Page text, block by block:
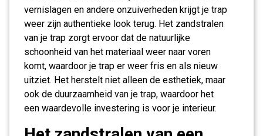
vernislagen en andere onzuiverheden krijgt je trap
weer zijn authentieke look terug. Het zandstralen
van je trap zorgt ervoor dat de natuurlijke
schoonheid van het materiaal weer naar voren
komt, waardoor je trap er weer fris en als nieuw
uitziet. Het herstelt niet alleen de esthetiek, maar
ook de duurzaamheid van je trap, waardoor het
een waardevolle investering is voor je interieur.